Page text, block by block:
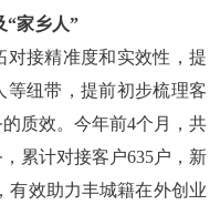
“家乡人”
接精准度和实效性，提
等纽带，提前初步梳理客
质效。今年前4个月，共
累计对接客户635户，新
有效助力丰城籍在外创业